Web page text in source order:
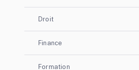
Droit
Finance
Formation